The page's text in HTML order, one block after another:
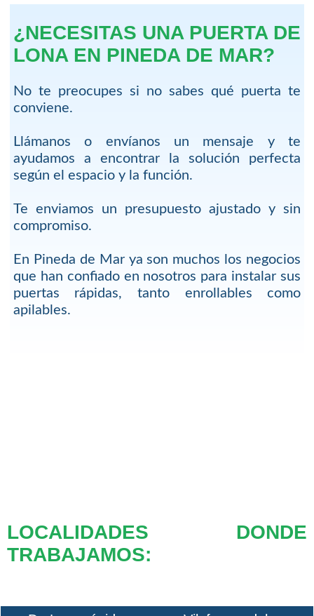
¿NECESITAS UNA PUERTA DE
LONA EN PINEDA DE MAR?
No te preocupes si no sabes qué puerta te
conviene.
Llámanos o envíanos un mensaje y te
ayudamos a encontrar la solución perfecta
según el espacio y la función.
Te enviamos un presupuesto ajustado y sin
compromiso.
En Pineda de Mar ya son muchos los negocios
que han confiado en nosotros para instalar sus
puertas rápidas, tanto enrollables como
apilables.
LOCALIDADES DONDE
TRABAJAMOS: